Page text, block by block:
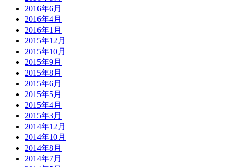
2016年6月
2016年4月
2016年1月
2015年12月
2015年10月
2015年9月
2015年8月
2015年6月
2015年5月
2015年4月
2015年3月
2014年12月
2014年10月
2014年8月
2014年7月